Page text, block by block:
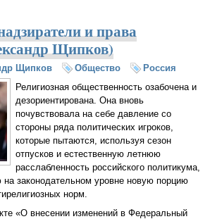
и права
Щипков)
Щипков Общество
Россия
Религиозная общественность озабочена и
дезориентирована. Она вновь
почувствовала на себе давление со
стороны ряда политических игроков,
которые пытаются, используя сезон
отпусков и естественную летнюю
расслабленность российского политикума,
на законодательном уровне новую порцию
норм.
«О внесении изменений в Федеральный